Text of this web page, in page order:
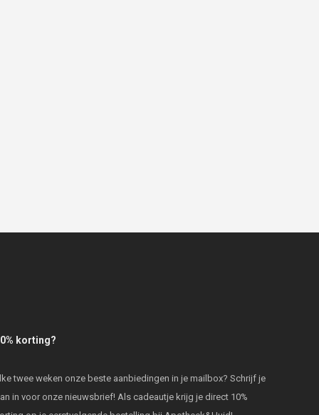
korting?
twee weken onze beste aanbiedingen in je mailbox? Schrijf je
in voor onze nieuwsbrief! Als cadeautje krijg je direct 10%